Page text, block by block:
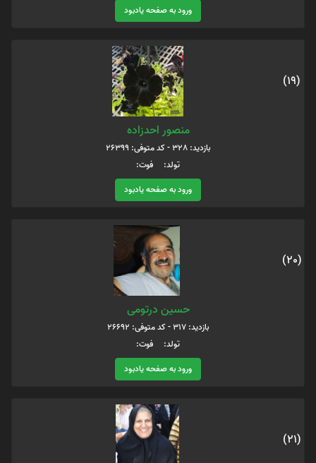
ورود به صفحه یادبود
(19)
منصور احدزاده
بازدید: 328 - کد متوفی: 26399
تولد: فوت:
ورود به صفحه یادبود
(20)
حسین درتومی
بازدید: 317 - کد متوفی: 26692
تولد: فوت:
ورود به صفحه یادبود
(21)